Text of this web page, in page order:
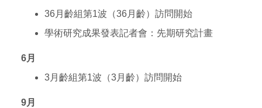
36月齡組第1波（36月齡）訪問開始
學術研究成果發表記者會：先期研究計畫
6月
3月齡組第1波（3月齡）訪問開始
9月